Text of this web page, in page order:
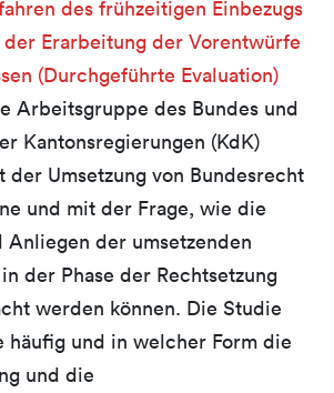
des frühzeitigen Einbezugs
Erarbeitung der Vorentwürfe
(Durchgeführte Evaluation)
Arbeitsgruppe des Bundes und
Kantonsregierungen (KdK)
der Umsetzung von Bundesrecht
und mit der Frage, wie die
Anliegen der umsetzenden
der Phase der Rechtsetzung
werden können. Die Studie
häufig und in welcher Form die
und die